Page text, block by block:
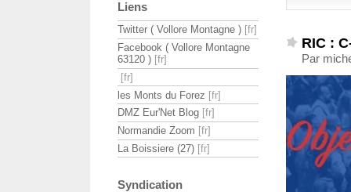
RIC :
Par
Liens
Twitter ( Vollore Montagne )
Facebook ( Vollore Montagne
63120 )
les Monts du Forez
DMZ Eur'Net Blog
Normandie Zoom
La Boissiere (27)
Syndication